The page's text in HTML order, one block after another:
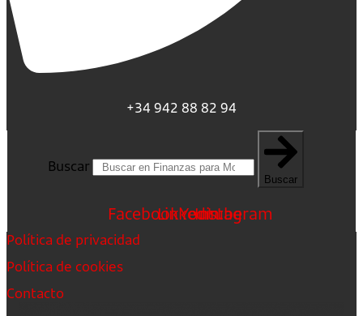
+34 942 88 82 94
Buscar
Buscar
FacebookLinkedin
Youtube
Instagram
Política de privacidad
Política de cookies
Contacto